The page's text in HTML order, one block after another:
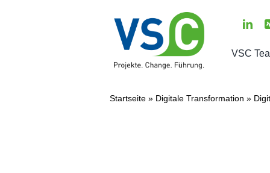
VSC
Startseite» Digitale Transformation »